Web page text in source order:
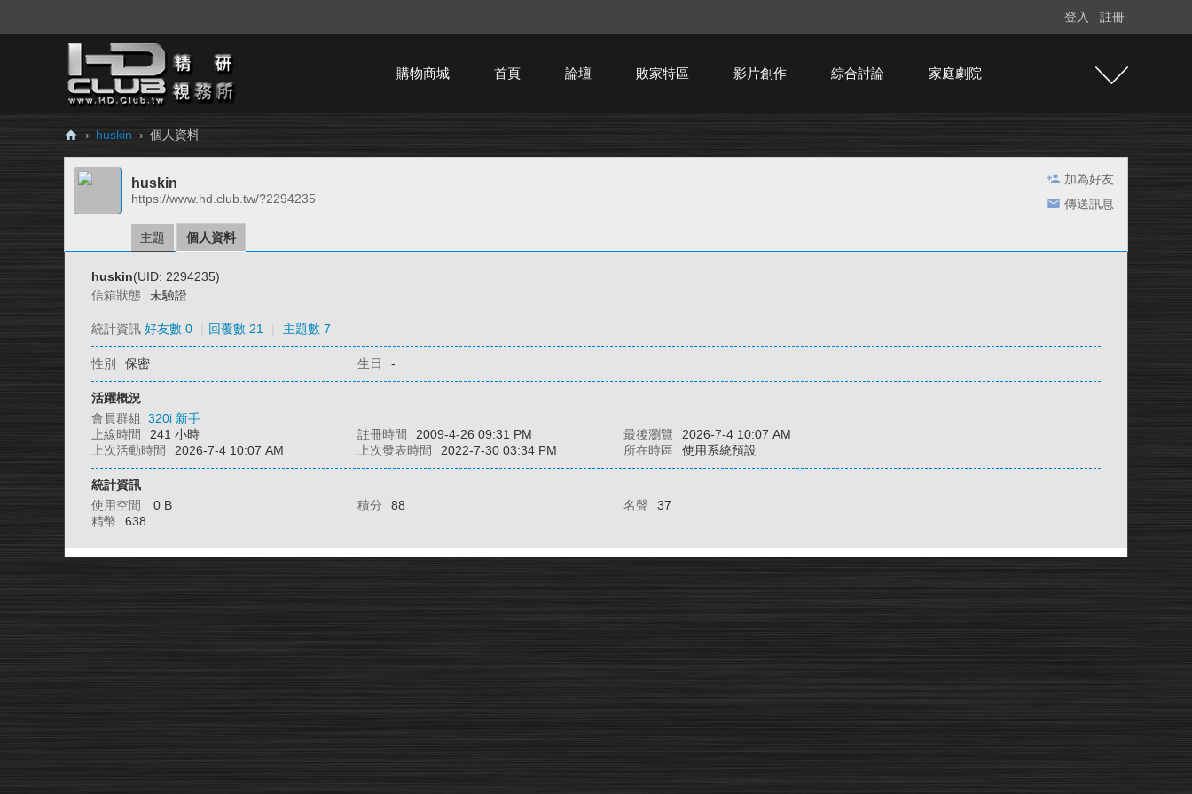
登入 註冊
購物商城 首頁 論壇 敗家特區 影片創作 綜合討論 家庭劇院
H
Cl
› huskin › 個人資料
加為好友
傳送訊息
huskin
https://www.hd.club.tw/?2294235
主題 個人資料
huskin(UID: 2294235)
信箱狀態
未驗證
統計資訊 好友數 0 回覆數 21 主題數 7
性別 保密 生日 -
活躍概況
會員群組 320i 新手
上線時間
241 小時 註冊時間 2009-4-26 09:31 PM 最後瀏覽
2026-7-4 10:07 AM
上次活動時間
2026-7-4 10:07 AM 上次發表時間 2022-7-30 03:34 PM 所在時區 使用系統預設
統計資訊
使用空間
0 B 積分 88 名聲
37
精幣
638